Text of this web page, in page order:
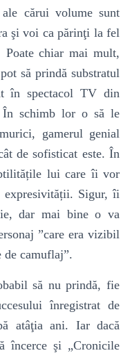
cărui volume sunt
şi voi ca părinţi la fel
chiar mai mult,
să prindă substratul
în spectacol TV din
În schimb lor o să le
gamerul genial
de sofisticat este. În
lui care îi vor
expresivității. Sigur, îi
dar mai bine o va
”care era vizibil
de camuflaj”.
să nu prindă, fie
înregistrat de
atâţia ani. Iar dacă
încerce şi „Cronicile